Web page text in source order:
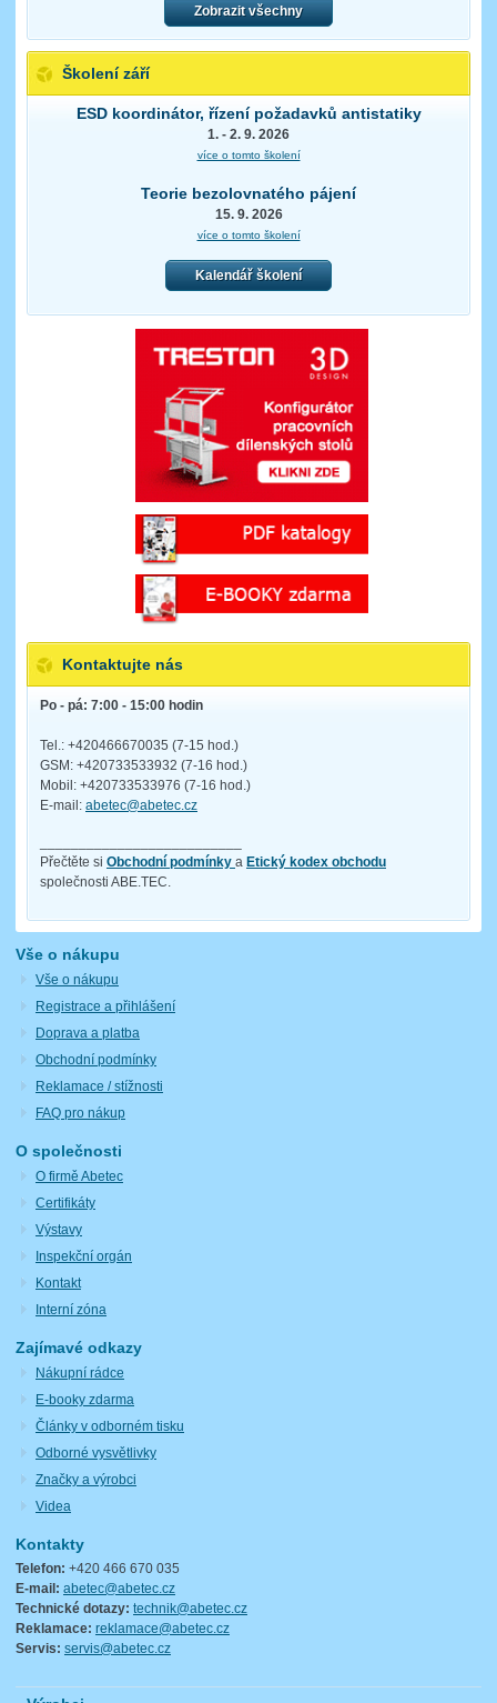
Zobrazit všechny
Školení září
ESD koordinátor, řízení požadavků antistatiky
1. - 2. 9. 2026
více o tomto školení
Teorie bezolovnatého pájení
15. 9. 2026
více o tomto školení
Kalendář školení
Kontaktujte nás
Po - pá: 7:00 - 15:00 hodin
Tel.: +420466670035 (7-15 hod.)
GSM: +420733533932 (7-16 hod.)
Mobil: +420733533976 (7-16 hod.)
E-mail: abetec@abetec.cz
Přečtěte si Obchodní podmínky a Etický kodex obchodu
společnosti ABE.TEC.
Vše o nákupu
Vše o nákupu
Registrace a přihlášení
Doprava a platba
Obchodní podmínky
Reklamace / stížnosti
FAQ pro nákup
O společnosti
O firmě Abetec
Certifikáty
Výstavy
Inspekční orgán
Kontakt
Interní zóna
Zajímavé odkazy
Nákupní rádce
E-booky zdarma
Články v odborném tisku
Odborné vysvětlivky
Značky a výrobci
Videa
Kontakty
Telefon: +420 466 670 035
E-mail: abetec@abetec.cz
Technické dotazy: technik@abetec.cz
Reklamace: reklamace@abetec.cz
Servis: servis@abetec.cz